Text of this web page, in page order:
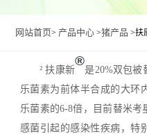
网站首页> 产品中心 >猪产品 >扶
²扶康新
®
是20%双包
乐菌素为前体半合成的大环
乐菌素的6-8倍，目前替米
感菌引起的感染性疾病，特